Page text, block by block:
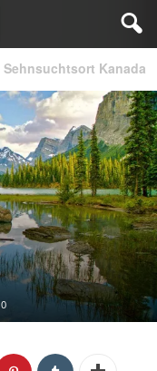
Sehnsuchtsort Kanada
0